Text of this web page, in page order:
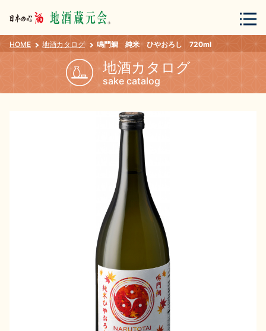
会員登録 ログイン
地酒カタログ
地酒解体新書
HOME 地酒カタログ 鳴門鯛 純米 ひやおろし 720ml
地酒カタログ
sake catalog